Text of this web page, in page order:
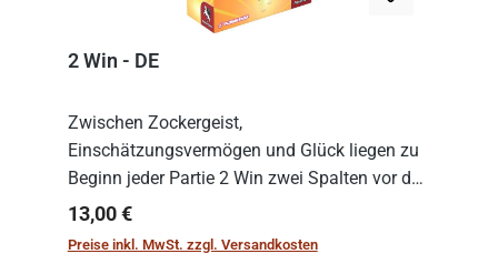
2 Win - DE
Zwischen Zockergeist,
Einschätzungsvermögen und Glück liegen zu
Beginn jeder Partie 2 Win zwei Spalten vor den
Spielenden aus, die es in die Höhe zu treiben
gilt. Doch das geht natürlich nur, solange man
Regulärer Preis:
13,00 €
Preise inkl. MwSt. zzgl. Versandkosten